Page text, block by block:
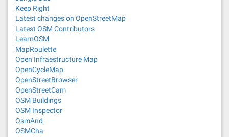
Keep Right
Latest changes on OpenStreetMap
Latest OSM Contributors
LearnOSM
MapRoulette
Open Infraestructure Map
OpenCycleMap
OpenStreetBrowser
OpenStreetCam
OSM Buildings
OSM Inspector
OsmAnd
OSMCha